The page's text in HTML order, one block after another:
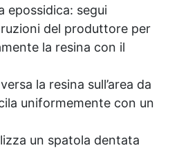
epossidica: segui
del produttore per
la resina con il
la resina sull’area da
uniformemente con un
un spatola dentata